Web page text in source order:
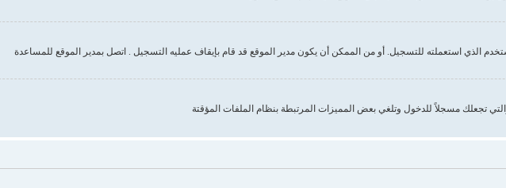
الذي استعملته للتسجيل. أو من الممكن أن يكون مدير الموقع قد قام بإيقاف عمليه التسجيل . اتصل بمدير الموقع للمساعدة